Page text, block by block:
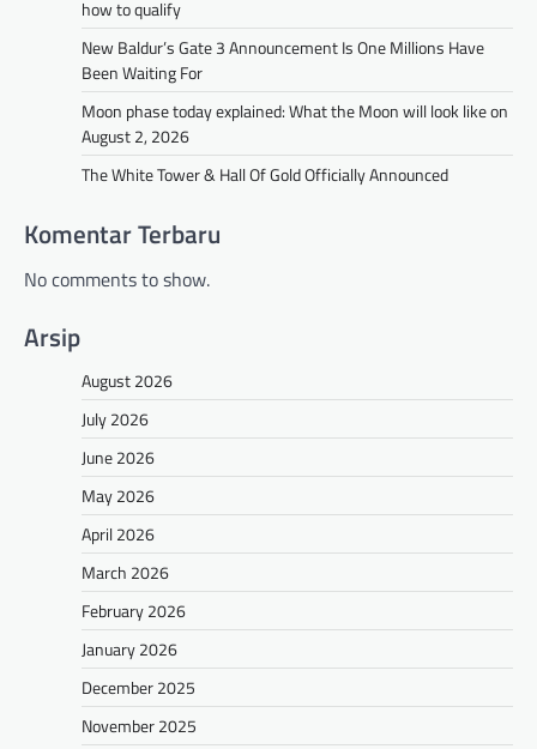
how to qualify
New Baldur’s Gate 3 Announcement Is One Millions Have
Been Waiting For
Moon phase today explained: What the Moon will look like on
August 2, 2026
The White Tower & Hall Of Gold Officially Announced
Komentar Terbaru
No comments to show.
Arsip
August 2026
July 2026
June 2026
May 2026
April 2026
March 2026
February 2026
January 2026
December 2025
November 2025